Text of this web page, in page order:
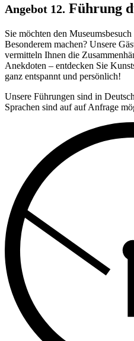
Angebot 12. Führung
Sie möchten den
Besonderem machen? Unsere
vermitteln Ihnen die
Anekdoten – entdecken Sie
ganz entspannt und persönlich!
Unsere Führungen sind in
Sprachen sind auf auf Anfrage